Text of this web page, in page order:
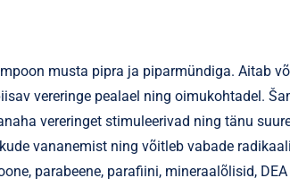
musta pipra ja piparmündiga. Aitab
vereringe pealael ning oimukohtadel.
vereringet stimuleerivad ning tänu
vananemist ning võitleb vabade
parabeene, parafiini, mineraalõlisid, DEA